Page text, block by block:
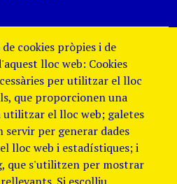
cookies pròpies i de
lloc web: Cookies
per utilitzar el lloc
que proporcionen una
el lloc web; galetes
servir per generar dades
lloc web i estadístiques; i
que s'utilitzen per mostrar